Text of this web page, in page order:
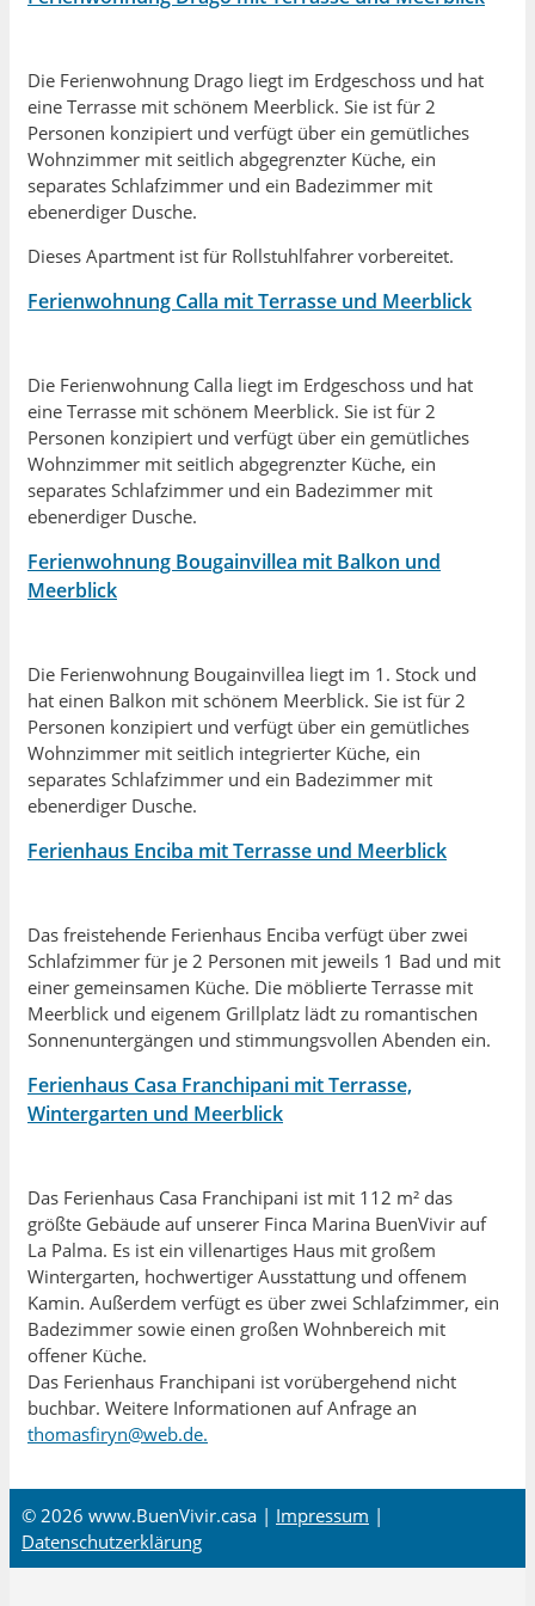
Die Ferienwohnung Drago liegt im Erdgeschoss und hat
eine Terrasse mit schönem Meerblick. Sie ist für 2
Personen konzipiert und verfügt über ein gemütliches
Wohnzimmer mit seitlich abgegrenzter Küche, ein
separates Schlafzimmer und ein Badezimmer mit
ebenerdiger Dusche.
Dieses Apartment ist für Rollstuhlfahrer vorbereitet.
Ferienwohnung Calla mit Terrasse und Meerblick
Die Ferienwohnung Calla liegt im Erdgeschoss und hat
eine Terrasse mit schönem Meerblick. Sie ist für 2
Personen konzipiert und verfügt über ein gemütliches
Wohnzimmer mit seitlich abgegrenzter Küche, ein
separates Schlafzimmer und ein Badezimmer mit
ebenerdiger Dusche.
Ferienwohnung Bougainvillea mit Balkon und
Meerblick
Die Ferienwohnung Bougainvillea liegt im 1. Stock und
hat einen Balkon mit schönem Meerblick. Sie ist für 2
Personen konzipiert und verfügt über ein gemütliches
Wohnzimmer mit seitlich integrierter Küche, ein
separates Schlafzimmer und ein Badezimmer mit
ebenerdiger Dusche.
Ferienhaus Enciba mit Terrasse und Meerblick
Das freistehende Ferienhaus Enciba verfügt über zwei
Schlafzimmer für je 2 Personen mit jeweils 1 Bad und mit
einer gemeinsamen Küche. Die möblierte Terrasse mit
Meerblick und eigenem Grillplatz lädt zu romantischen
Sonnenuntergängen und stimmungsvollen Abenden ein.
Ferienhaus Casa Franchipani mit Terrasse,
Wintergarten und Meerblick
Das Ferienhaus Casa Franchipani ist mit 112 m² das
größte Gebäude auf unserer Finca Marina BuenVivir auf
La Palma. Es ist ein villenartiges Haus mit großem
Wintergarten, hochwertiger Ausstattung und offenem
Kamin. Außerdem verfügt es über zwei Schlafzimmer, ein
Badezimmer sowie einen großen Wohnbereich mit
offener Küche.
Das Ferienhaus Franchipani ist vorübergehend nicht
buchbar. Weitere Informationen auf Anfrage an
thomasfiryn@web.de.
© 2026 www.BuenVivir.casa | Impressum |
Datenschutzerklärung